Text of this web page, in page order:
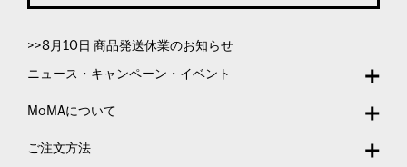
>>8月10日 商品発送休業のお知らせ
ニュース・キャンペーン・イベント
MoMAについて
ご注文方法